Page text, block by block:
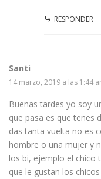
RESPONDER
Santi
14 marzo, 2019 a las 1:44
Buenas tardes yo soy
que pasa es que tenes
das tanta vuelta no es
hombre o una mujer y
los bi, ejemplo el chico
que le gustan los